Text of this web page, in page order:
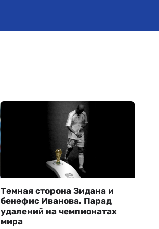
Темная сторона Зидана и
бенефис Иванова. Парад
удалений на чемпионатах
мира